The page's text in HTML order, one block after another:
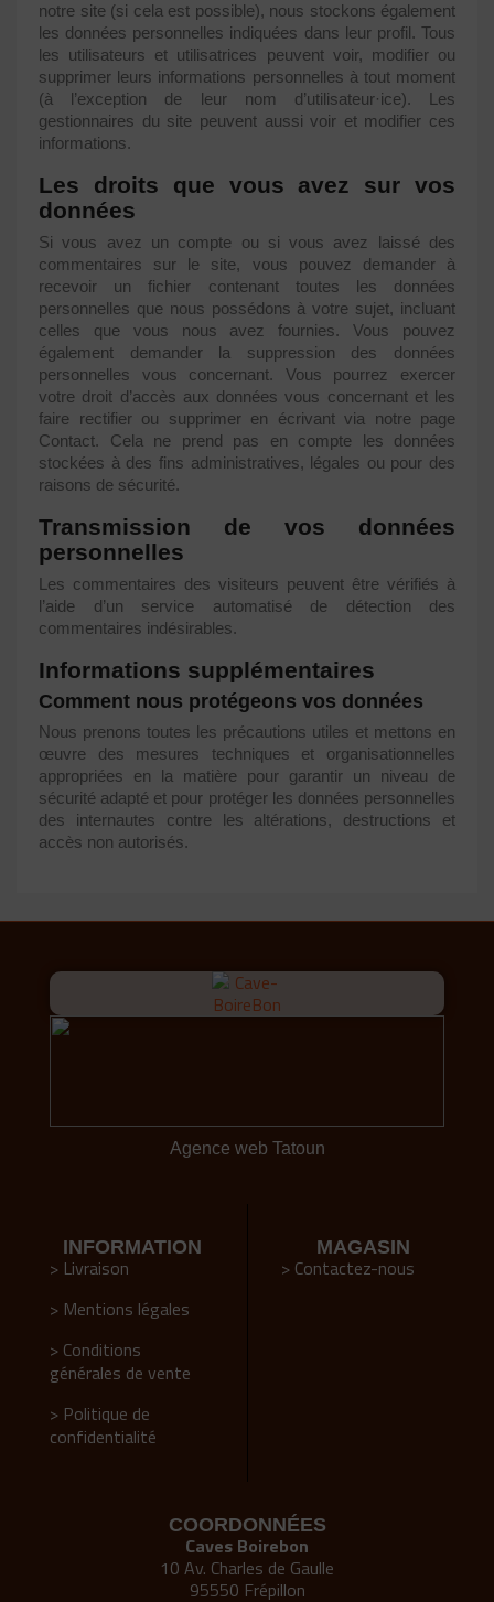
notre site (si cela est possible), nous stockons également
les données personnelles indiquées dans leur profil. Tous
les utilisateurs et utilisatrices peuvent voir, modifier ou
supprimer leurs informations personnelles à tout moment
(à l’exception de leur nom d’utilisateur·ice). Les
gestionnaires du site peuvent aussi voir et modifier ces
informations.
Les droits que vous avez sur vos
données
Si vous avez un compte ou si vous avez laissé des
commentaires sur le site, vous pouvez demander à
recevoir un fichier contenant toutes les données
personnelles que nous possédons à votre sujet, incluant
celles que vous nous avez fournies. Vous pouvez
également demander la suppression des données
personnelles vous concernant. Vous pourrez exercer
votre droit d’accès aux données vous concernant et les
faire rectifier ou supprimer en écrivant via notre page
Contact. Cela ne prend pas en compte les données
stockées à des fins administratives, légales ou pour des
raisons de sécurité.
Transmission de vos données
personnelles
Les commentaires des visiteurs peuvent être vérifiés à
l’aide d’un service automatisé de détection des
commentaires indésirables.
Informations supplémentaires
Comment nous protégeons vos données
Nous prenons toutes les précautions utiles et mettons en
œuvre des mesures techniques et organisationnelles
appropriées en la matière pour garantir un niveau de
sécurité adapté et pour protéger les données personnelles
des internautes contre les altérations, destructions et
accès non autorisés.
Agence web Tatoun
INFORMATION
> Livraison
> Mentions légales
> Conditions
générales de vente
> Politique de
confidentialité
MAGASIN
> Contactez-nous
COORDONNÉES
Caves Boirebon
10 Av. Charles de Gaulle
95550 Frépillon